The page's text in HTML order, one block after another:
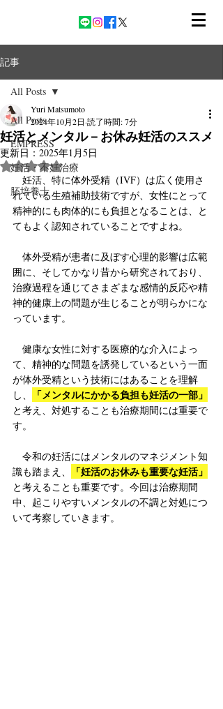
記事
All Posts
EMPRESS
妊活・不妊治療
胚培養士
All Posts
妊活とメンタル－お休み妊活のススメ
Yuri Matsumoto
2024年10月2日 読了時間: 7分
更新日： 2025年1月5日
5つ星のうちNaNと評価されています。
妊活、特に体外受精（IVF）は広く使用さ
れている生殖補助技術ですが、女性にとって
精神的にも肉体的にも負担となることは、と
てもよく認知されていることですよね。
体外受精が患者に及ぼす心理的影響は広範
囲に、そしてかなり昔から研究されており、
治療過程を通じてさまざまな感情的反応や精
神的健康上の問題が生じることが明らかにな
っています。
健康な女性に対する医療的な介入によっ
て、精神的な問題を誘発しているという一面
が体外受精という技術にはあることを理解
し、
「メンタルにかかる負担も妊活の一部」
と考え、対処することも治療期間には重要で
す。
令和の妊活にはメンタルのマネジメント知
識も踏まえ、
「妊活のお休みも重要な妊活」
と考えることも重要です。今回は治療期間
中、起こりやすいメンタルの不調と対処につ
いて考察していきます。